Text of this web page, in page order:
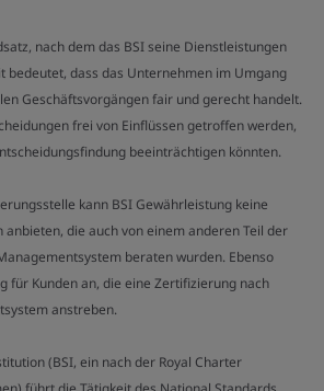
nach dem das BSI seine Dienstleistungen
bedeutet, dass das Unternehmen im Umgang
Geschäftsvorgängen fair und gerecht handelt.
frei von Einflüssen getroffen werden,
beeinträchtigen könnten.
kann BSI Gewährleistung keine
die auch von einem anderen Teil der
beraten wurden. Ebenso
für Kunden an, die eine Zertifizierung nach
anstreben.
(BSI, ein nach der Royal Charter